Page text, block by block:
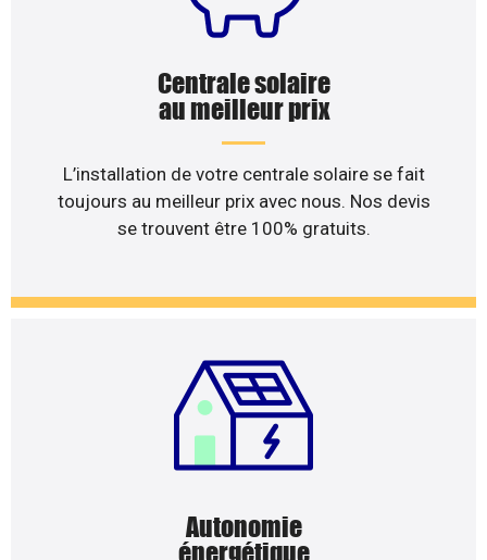
Centrale solaire
au meilleur prix
L’installation de votre centrale solaire se fait
toujours au meilleur prix avec nous. Nos devis
se trouvent être 100% gratuits.
Autonomie
énergétique